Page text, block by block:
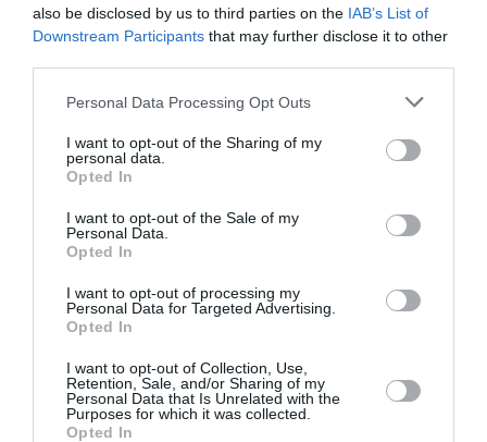
also be disclosed by us to third parties on the IAB’s List of
Downstream Participants that may further disclose it to other
Personal Data Processing Opt Outs
I want to opt-out of the Sharing of my
personal data.
Opted In
I want to opt-out of the Sale of my
Personal Data.
Opted In
I want to opt-out of processing my
Personal Data for Targeted Advertising.
Opted In
I want to opt-out of Collection, Use,
Retention, Sale, and/or Sharing of my
Personal Data that Is Unrelated with the
Purposes for which it was collected.
Opted In
Plata era efectuată în centrul de masaj. Parțial chiar
și în mod regulat, deoarece chitanța a fost lăsată la
recepție de către femeia care a efectuat serviciul.
Costul? Între 70 și 90 de euro. Nimeni nu s-a plâns